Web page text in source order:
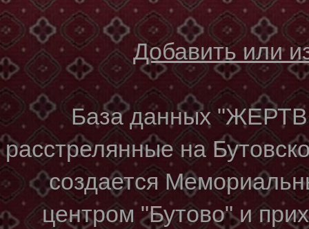
Добавить или
База данных
расстрелянные на
создается
центром "Бутово" и